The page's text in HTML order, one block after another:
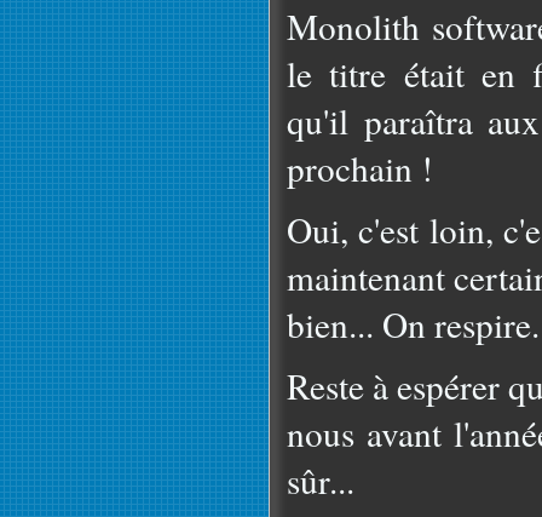
Monolith
le titre était en
qu'il paraîtra
prochain !
Oui, c'est loin,
maintenant
bien... On respire.
Reste à espérer
nous avant
sûr...